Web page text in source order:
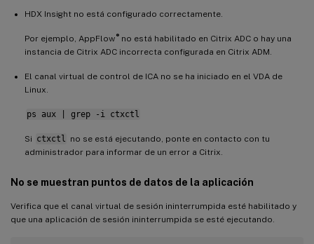
HDX Insight no está configurado correctamente.
Por ejemplo, AppFlow ®no está habilitado en Citrix ADC o hay una
instancia de Citrix ADC incorrecta configurada en Citrix ADM.
El canal virtual de control de ICA no se ha iniciado en el VDA de
Linux.
ps aux | grep -i ctxctl
Si ctxctl
no se está ejecutando, ponte en contacto con tu
administrador para informar de un error a Citrix.
No se muestran puntos de datos de la aplicación
Verifica que el canal virtual de sesión ininterrumpida esté habilitado y
que una aplicación de sesión ininterrumpida se esté ejecutando.